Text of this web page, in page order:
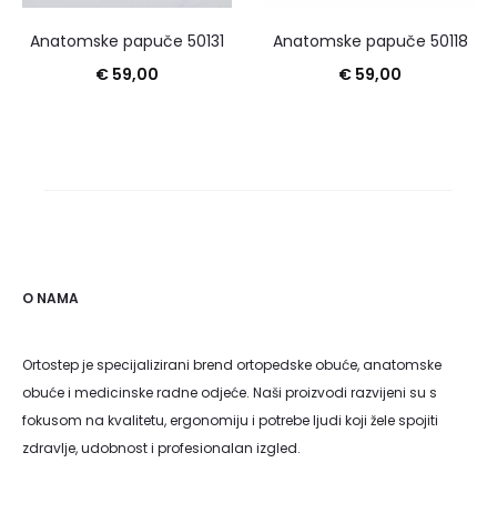
Anatomske papuče 50131
€ 59,00
Anatomske papuče 50118
€ 59,00
O NAMA
Ortostep je specijalizirani brend ortopedske obuće, anatomske
obuće i medicinske radne odjeće. Naši proizvodi razvijeni su s
fokusom na kvalitetu, ergonomiju i potrebe ljudi koji žele spojiti
zdravlje, udobnost i profesionalan izgled.